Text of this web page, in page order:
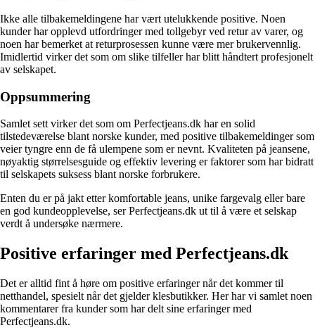
Ikke alle tilbakemeldingene har vært utelukkende positive. Noen
kunder har opplevd utfordringer med tollgebyr ved retur av varer, og
noen har bemerket at returprosessen kunne være mer brukervennlig.
Imidlertid virker det som om slike tilfeller har blitt håndtert profesjonelt
av selskapet.
Oppsummering
Samlet sett virker det som om Perfectjeans.dk har en solid
tilstedeværelse blant norske kunder, med positive tilbakemeldinger som
veier tyngre enn de få ulempene som er nevnt. Kvaliteten på jeansene,
nøyaktig størrelsesguide og effektiv levering er faktorer som har bidratt
til selskapets suksess blant norske forbrukere.
Enten du er på jakt etter komfortable jeans, unike fargevalg eller bare
en god kundeopplevelse, ser Perfectjeans.dk ut til å være et selskap
verdt å undersøke nærmere.
Positive erfaringer med Perfectjeans.dk
Det er alltid fint å høre om positive erfaringer når det kommer til
netthandel, spesielt når det gjelder klesbutikker. Her har vi samlet noen
kommentarer fra kunder som har delt sine erfaringer med
Perfectjeans.dk.